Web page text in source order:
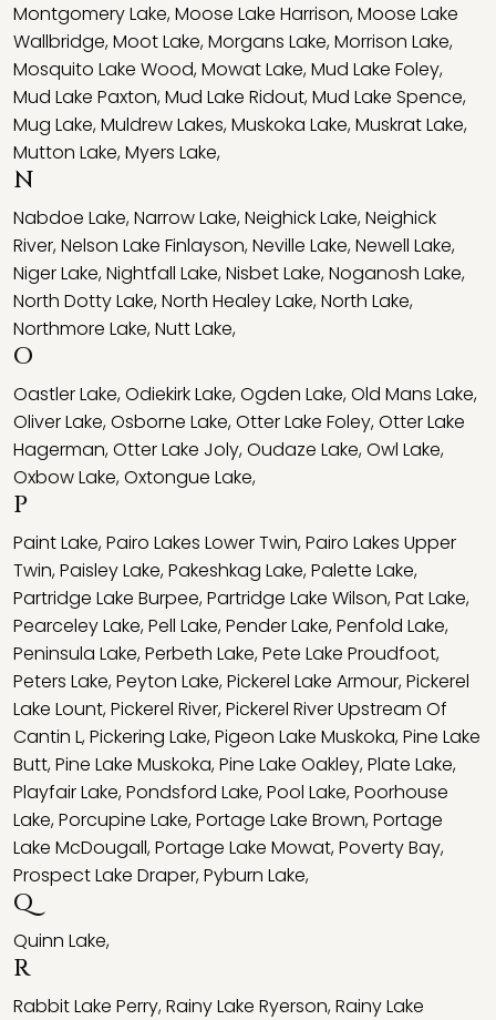
Montgomery Lake,Moose Lake Harrison,Moose Lake
Wallbridge,Moot Lake,Morgans Lake,Morrison Lake,
Mosquito Lake Wood,Mowat Lake,Mud Lake Foley,
Mud Lake Paxton,Mud Lake Ridout,Mud Lake Spence,
Mug Lake,Muldrew Lakes,Muskoka Lake,Muskrat Lake,
Mutton Lake,Myers Lake,
N
Nabdoe Lake,Narrow Lake,Neighick Lake,Neighick
River,Nelson Lake Finlayson,Neville Lake,Newell Lake,
Niger Lake,Nightfall Lake,Nisbet Lake,Noganosh Lake,
North Dotty Lake,North Healey Lake,North Lake,
Northmore Lake,Nutt Lake,
O
Oastler Lake,Odiekirk Lake,Ogden Lake,Old Mans Lake,
Oliver Lake,Osborne Lake,Otter Lake Foley,Otter Lake
Hagerman,Otter Lake Joly,Oudaze Lake,Owl Lake,
Oxbow Lake,Oxtongue Lake,
P
Paint Lake,Pairo Lakes Lower Twin,Pairo Lakes Upper
Twin,Paisley Lake,Pakeshkag Lake,Palette Lake,
Partridge Lake Burpee,Partridge Lake Wilson,Pat Lake,
Pearceley Lake,Pell Lake,Pender Lake,Penfold Lake,
Peninsula Lake,Perbeth Lake,Pete Lake Proudfoot,
Peters Lake,Peyton Lake,Pickerel Lake Armour,Pickerel
Lake Lount,Pickerel River,Pickerel River Upstream Of
Cantin L,Pickering Lake,Pigeon Lake Muskoka,Pine Lake
Butt,Pine Lake Muskoka,Pine Lake Oakley,Plate Lake,
Playfair Lake,Pondsford Lake,Pool Lake,Poorhouse
Lake,Porcupine Lake,Portage Lake Brown,Portage
Lake McDougall,Portage Lake Mowat,Poverty Bay,
Prospect Lake Draper,Pyburn Lake,
Q
Quinn Lake,
R
Rabbit Lake Perry,Rainy Lake Ryerson,Rainy Lake